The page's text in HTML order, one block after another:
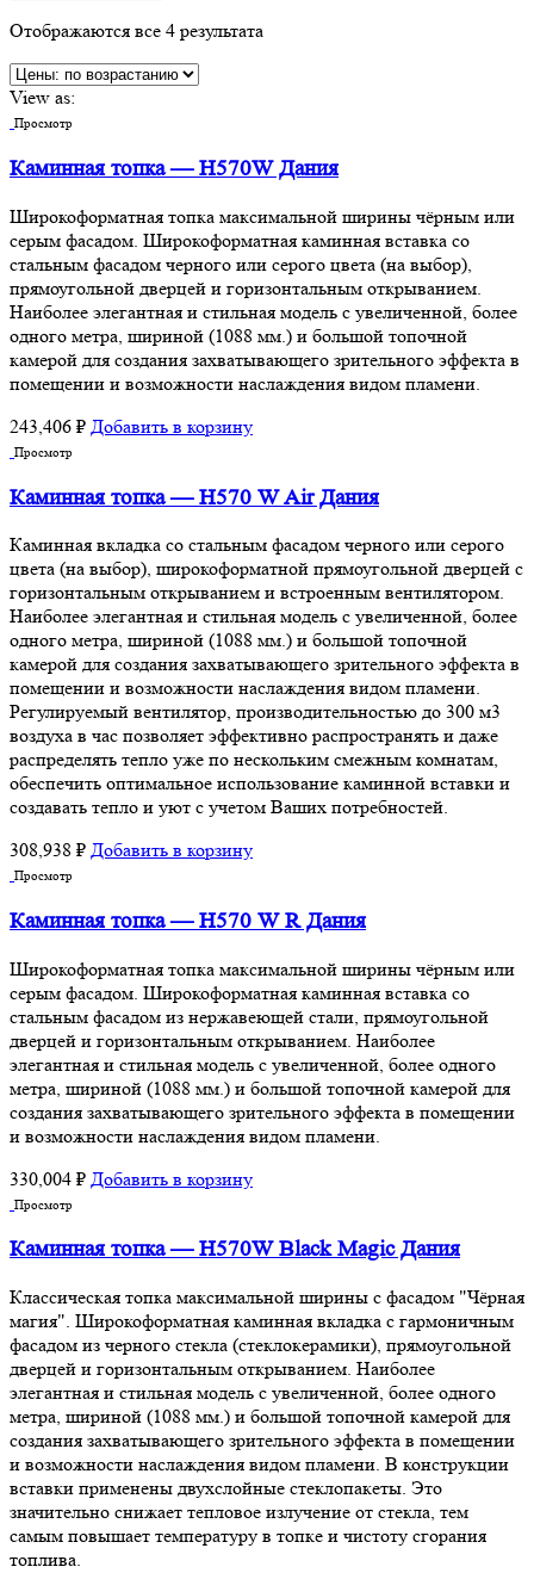
Отображаются все 4 результата
View as:
Просмотр
Каминная топка — H570W Дания
Широкоформатная топка максимальной ширины чёрным или
серым фасадом. Широкоформатная каминная вставка со
стальным фасадом черного или серого цвета (на выбор),
прямоугольной дверцей и горизонтальным открыванием.
Наиболее элегантная и стильная модель с увеличенной, более
одного метра, шириной (1088 мм.) и большой топочной
камерой для создания захватывающего зрительного эффекта в
помещении и возможности наслаждения видом пламени.
243,406 ₽ Добавить в корзину
Просмотр
Каминная топка — H570 W Air Дания
Каминная вкладка со стальным фасадом черного или серого
цвета (на выбор), широкоформатной прямоугольной дверцей с
горизонтальным открыванием и встроенным вентилятором.
Наиболее элегантная и стильная модель с увеличенной, более
одного метра, шириной (1088 мм.) и большой топочной
камерой для создания захватывающего зрительного эффекта в
помещении и возможности наслаждения видом пламени.
Регулируемый вентилятор, производительностью до 300 м3
воздуха в час позволяет эффективно распространять и даже
распределять тепло уже по нескольким смежным комнатам,
обеспечить оптимальное использование каминной вставки и
создавать тепло и уют с учетом Ваших потребностей.
308,938 ₽ Добавить в корзину
Просмотр
Каминная топка — H570 W R Дания
Широкоформатная топка максимальной ширины чёрным или
серым фасадом. Широкоформатная каминная вставка со
стальным фасадом из нержавеющей стали, прямоугольной
дверцей и горизонтальным открыванием. Наиболее
элегантная и стильная модель с увеличенной, более одного
метра, шириной (1088 мм.) и большой топочной камерой для
создания захватывающего зрительного эффекта в помещении
и возможности наслаждения видом пламени.
330,004 ₽ Добавить в корзину
Просмотр
Каминная топка — H570W Black Magic Дания
Классическая топка максимальной ширины с фасадом "Чёрная
магия". Широкоформатная каминная вкладка с гармоничным
фасадом из черного стекла (стеклокерамики), прямоугольной
дверцей и горизонтальным открыванием. Наиболее
элегантная и стильная модель с увеличенной, более одного
метра, шириной (1088 мм.) и большой топочной камерой для
создания захватывающего зрительного эффекта в помещении
и возможности наслаждения видом пламени. В конструкции
вставки применены двухслойные стеклопакеты. Это
значительно снижает тепловое излучение от стекла, тем
самым повышает температуру в топке и чистоту сгорания
топлива.